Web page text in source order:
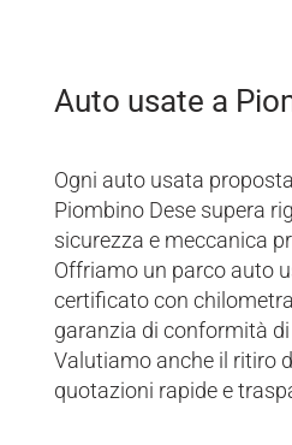
Auto usate a
Ogni auto usata
Piombino Dese supera
sicurezza e meccanica
Offriamo un parco auto
certificato con
garanzia di conformità
Valutiamo anche il ritiro
quotazioni rapide e